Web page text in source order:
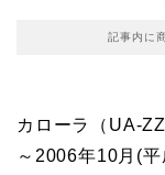
記事内に
カローラ（UA-
～2006年10月(